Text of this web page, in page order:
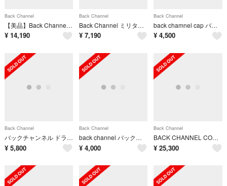
Back Channel
【美品】Back Channel バックチャンネル 秋冬 ゴーストライオン カモ柄★ コーデュラ フーデッド ジャケット Sz.XXL メンズ
¥ 14,190
Back Channel
Back Channel ミリタリージャケット ジップアップジャケット ブルゾン
¥ 7,190
Back Channel
back chamnel cap バックチャンネル キャップ 美品
¥ 4,500
Back Channel
バックチャンネル ドライ長袖カットソー 黒L ロンT.
¥ 5,800
Back Channel
back channel バックチャンネル ロンT
¥ 4,000
Back Channel
BACK CHANNEL CORDURA HOODED JACKET XXL 赤
¥ 25,300